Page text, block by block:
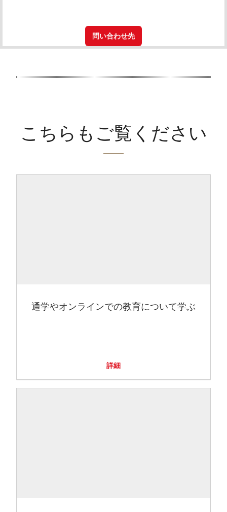
問い合わせ先
こちらもご覧ください
通学やオンラインでの教育について学ぶ
詳細